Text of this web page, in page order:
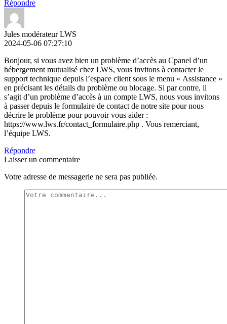
Répondre
Jules modérateur LWS
2024-05-06 07:27:10
Bonjour, si vous avez bien un problème d’accès au Cpanel d’un
hébergement mutualisé chez LWS, vous invitons à contacter le
support technique depuis l’espace client sous le menu « Assistance »
en précisant les détails du problème ou blocage. Si par contre, il
s’agit d’un problème d’accès à un compte LWS, nous vous invitons
à passer depuis le formulaire de contact de notre site pour nous
décrire le problème pour pouvoir vous aider :
https://www.lws.fr/contact_formulaire.php . Vous remerciant,
l’équipe LWS.
Répondre
Laisser un commentaire
Votre adresse de messagerie ne sera pas publiée.